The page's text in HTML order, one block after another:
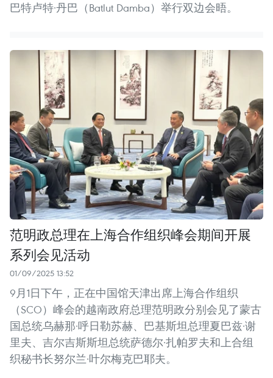
巴特卢特·丹巴（Batlut Damba）举行双边会晤。
范明政总理在上海合作组织峰会期间开展
系列会见活动
01/09/2025 13:52
9月1日下午，正在中国馆天津出席上海合作组织
（SCO）峰会的越南政府总理范明政分别会见了蒙古
国总统乌赫那·呼日勒苏赫、巴基斯坦总理夏巴兹·谢
里夫、吉尔吉斯斯坦总统萨德尔·扎帕罗夫和上合组
织秘书长努尔兰·叶尔梅克巴耶夫。